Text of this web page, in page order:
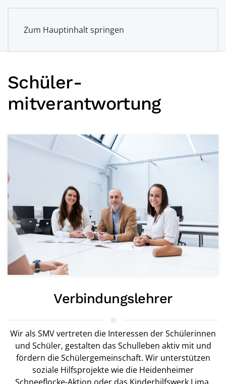
Zum Hauptinhalt springen
Schüler­
mitverantwortung
Verbindungslehrer
Wir als SMV vertreten die Interessen der Schülerinnen
und Schüler, gestalten das Schulleben aktiv mit und
fördern die Schülergemeinschaft. Wir unterstützen
soziale Hilfsprojekte wie die Heidenheimer